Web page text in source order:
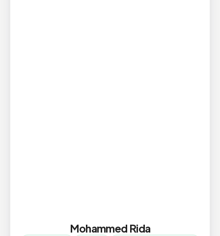
Mohammed Rida